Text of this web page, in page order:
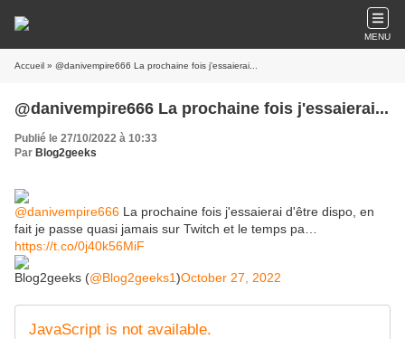
MENU
Accueil » @danivempire666 La prochaine fois j'essaierai...
@danivempire666 La prochaine fois j'essaierai...
Publié le 27/10/2022 à 10:33
Par Blog2geeks
@danivempire666 La prochaine fois j'essaierai d'être dispo, en
fait je passe quasi jamais sur Twitch et le temps pa…
https://t.co/0j40k56MiF
Blog2geeks (@Blog2geeks1)October 27, 2022
JavaScript is not available.